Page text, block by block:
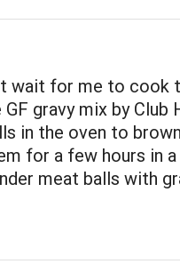
wait for me to cook
gravy mix by Club
in the oven to
for a few hours in
meat balls with